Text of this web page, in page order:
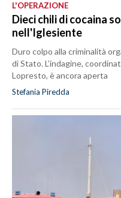
L'OPERAZIONE
Dieci chili di cocaina
nell'Iglesiente
Duro colpo alla criminalità
di Stato. L’indagine,
Lopresto, è ancora aperta
Stefania Piredda